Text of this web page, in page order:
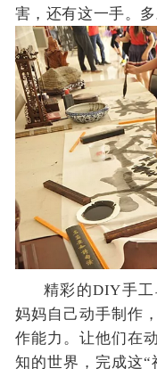
害，还有这一手。多
精彩的DIY手
妈妈自己动手制作
作能力。让他们在
知的世界，完成这